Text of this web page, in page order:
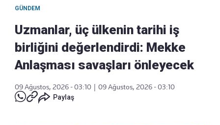
GÜNDEM
Uzmanlar, üç ülkenin tarihi iş
birliğini değerlendirdi: Mekke
Anlaşması savaşları önleyecek
09 Ağustos, 2026 - 03:10
09 Ağustos, 2026 - 03:10
Paylaş